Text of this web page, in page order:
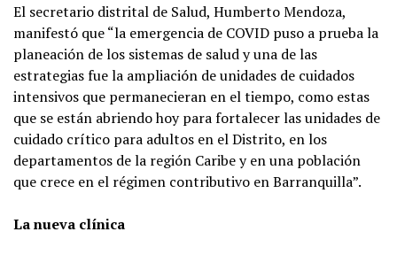
El secretario distrital de Salud, Humberto Mendoza,
manifestó que “la emergencia de COVID puso a prueba la
planeación de los sistemas de salud y una de las
estrategias fue la ampliación de unidades de cuidados
intensivos que permanecieran en el tiempo, como estas
que se están abriendo hoy para fortalecer las unidades de
cuidado crítico para adultos en el Distrito, en los
departamentos de la región Caribe y en una población
que crece en el régimen contributivo en Barranquilla”.
La nueva clínica